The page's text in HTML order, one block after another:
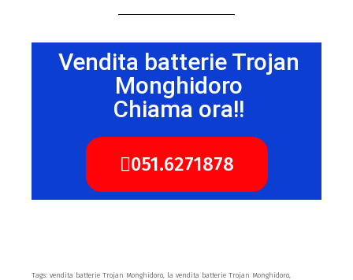
Vendita batterie Trojan
Monghidoro
Chiama ora!!
051.6271878
Tags: vendita batterie Trojan Monghidoro, la vendita batterie Trojan Monghidoro,